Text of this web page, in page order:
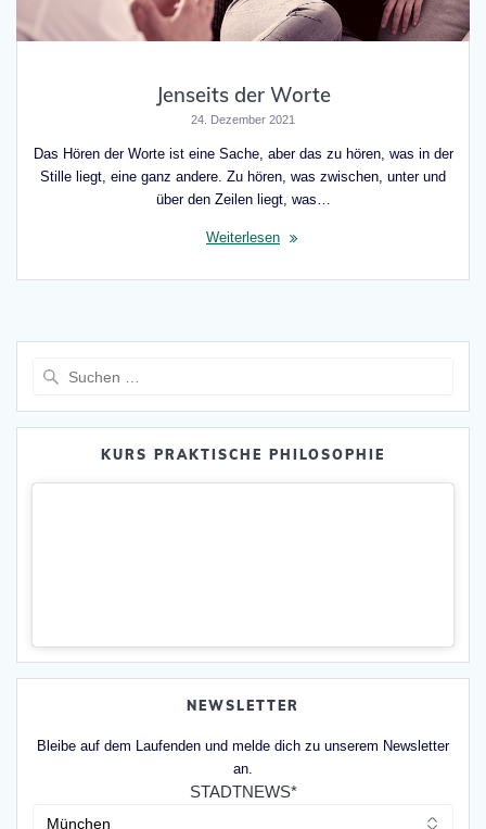
Jenseits der Worte
24. Dezember 2021
Das Hören der Worte ist eine Sache, aber das zu hören, was in der
Stille liegt, eine ganz andere. Zu hören, was zwischen, unter und
über den Zeilen liegt, was…
Weiterlesen
KURS PRAKTISCHE PHILOSOPHIE
NEWSLETTER
Bleibe auf dem Laufenden und melde dich zu unserem Newsletter
an.
STADTNEWS*